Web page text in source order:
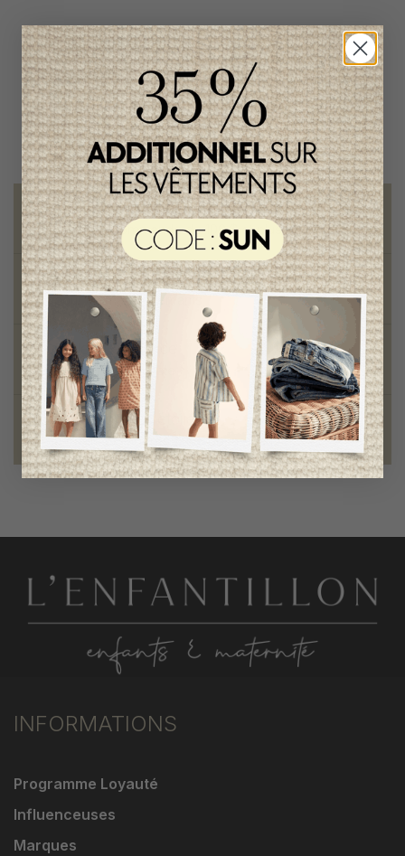
Collier Hattie le Hérisson
Rockahula Fille
14,95$CA
Livraison gratuite
sur toute commande de 100 $ et plus
Vêtements chics et tendances
pour mamans et enfants
Style et élégance
qualité remarquable
Fondation des étoiles
fiers de collaborer à une bonne cause
INFORMATIONS
Programme Loyauté
Influenceuses
Marques